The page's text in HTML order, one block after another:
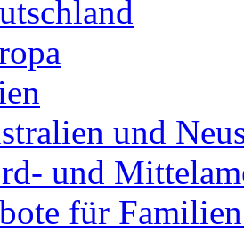
und
und
für